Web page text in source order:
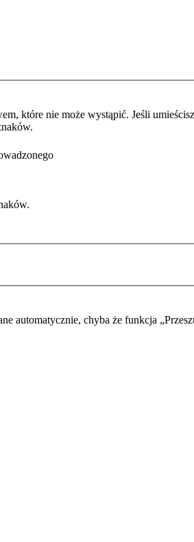
które nie może wystąpić. Jeśli
automatycznie, chyba że funkcja